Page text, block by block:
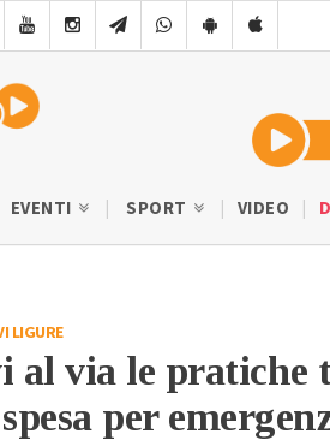
EVENTI SPORT VIDEO
LIGURE
al via le pratiche
per